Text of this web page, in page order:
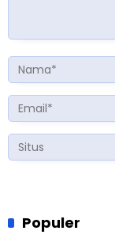
Populer